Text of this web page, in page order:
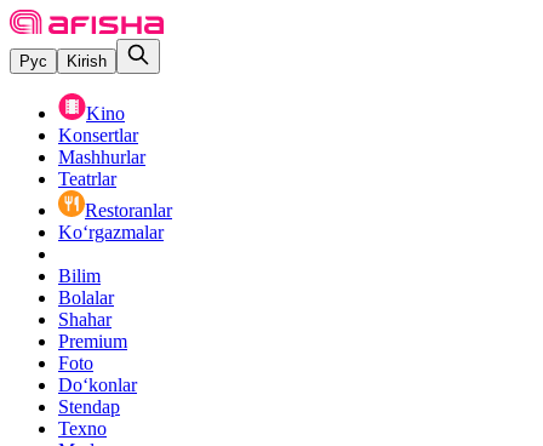
Рус Kirish
Kino
Konsertlar
Mashhurlar
Teatrlar
Restoranlar
Ko‘rgazmalar
Bilim
Bolalar
Shahar
Premium
Foto
Do‘konlar
Stendap
Texno